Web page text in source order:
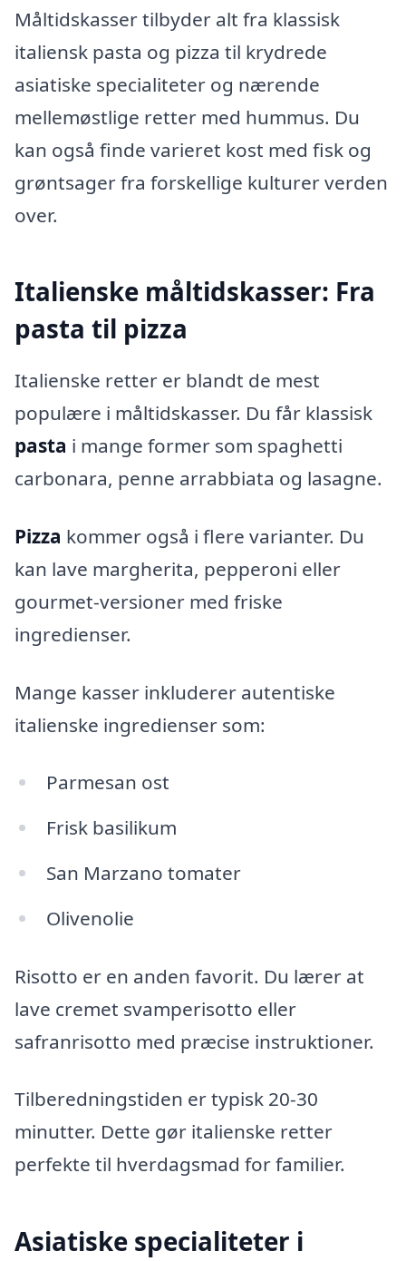
Måltidskasser tilbyder alt fra klassisk
italiensk pasta og pizza til krydrede
asiatiske specialiteter og nærende
mellemøstlige retter med hummus. Du
kan også finde varieret kost med fisk og
grøntsager fra forskellige kulturer verden
over.
Italienske måltidskasser: Fra
pasta til pizza
Italienske retter er blandt de mest
populære i måltidskasser. Du får klassisk
pasta i mange former som spaghetti
carbonara, penne arrabbiata og lasagne.
Pizza kommer også i flere varianter. Du
kan lave margherita, pepperoni eller
gourmet-versioner med friske
ingredienser.
Mange kasser inkluderer autentiske
italienske ingredienser som:
Parmesan ost
Frisk basilikum
San Marzano tomater
Olivenolie
Risotto er en anden favorit. Du lærer at
lave cremet svamperisotto eller
safranrisotto med præcise instruktioner.
Tilberedningstiden er typisk 20-30
minutter. Dette gør italienske retter
perfekte til hverdagsmad for familier.
Asiatiske specialiteter i